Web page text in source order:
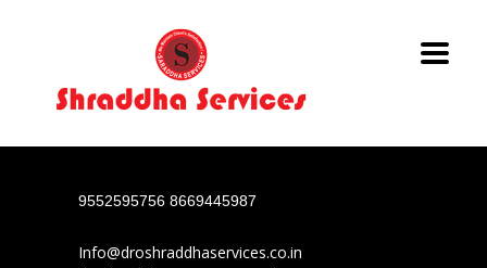
9552595756 8669445987
Info@droshraddhaservices.co.in